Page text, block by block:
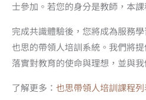
士參加。若您的身分是教師，本
完成共識體驗後，您將成為服務
也思的帶領人培訓系統。我們將
落實對教育的使命與理想，並與
了解更多： 也思帶領人培訓課程列